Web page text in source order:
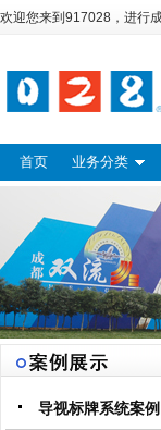
欢迎您来到917028，进行
首页 业务分类
导视标牌系统案例